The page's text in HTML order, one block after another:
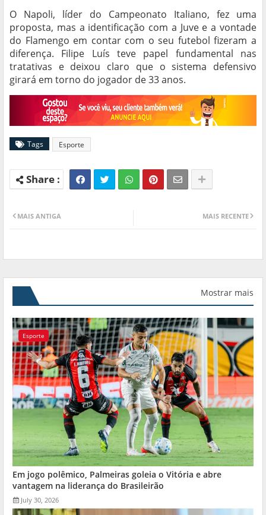
O Napoli, líder do Campeonato Italiano, fez uma
proposta, mas a identificação com a Juve e a vontade
do Flamengo em contar com o seu futebol fizeram a
diferença. Filipe Luís teve papel fundamental nas
tratativas e deixou claro que o sistema defensivo
girará em torno do jogador de 33 anos.
Tags Esporte
MAIS RECENTE
MAIS ANTIGA
Mostrar mais
Esporte
Em jogo polêmico, Palmeiras goleia o Vitória e abre
vantagem na liderança do Brasileirão
July 30, 2026